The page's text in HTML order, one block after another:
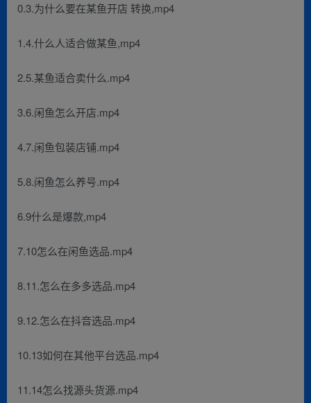
0.3.为什么要在某鱼开店 转换,mp4
1.4.什么人适合做某鱼,mp4
2.5.某鱼适合卖什么.mp4
3.6.闲鱼怎么开店.mp4
4.7.闲鱼包装店铺.mp4
5.8.闲鱼怎么养号.mp4
6.9什么是爆款,mp4
7.10怎么在闲鱼选品.mp4
8.11.怎么在多多选品.mp4
9.12.怎么在抖音选品.mp4
10.13如何在其他平台选品.mp4
11.14怎么找源头货源.mp4